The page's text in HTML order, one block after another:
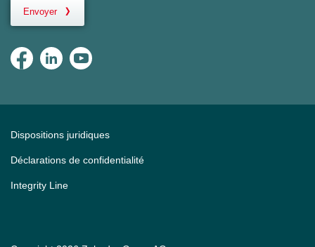
Envoyer
Dispositions juridiques
Déclarations de confidentialité
Integrity Line